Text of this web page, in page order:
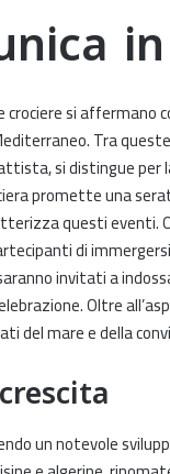
si affermano
Tra
si distingue
promette una
questi
di
invitati a
Oltre
del mare e della
un notevole